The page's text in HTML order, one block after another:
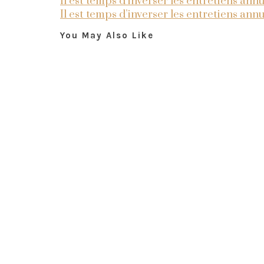
Il est temps d’inverser les entretiens
You May Also Like